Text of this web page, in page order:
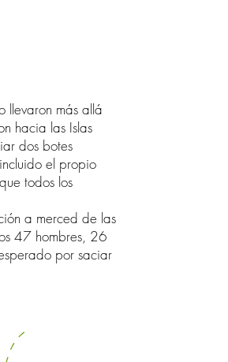
llevaron más allá
hacia las Islas
dos botes
el propio
todos los
a merced de las
47 hombres, 26
por saciar